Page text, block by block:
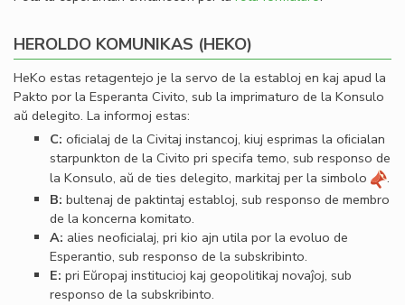
HEROLDO KOMUNIKAS (HEKO)
HeKo estas retagentejo je la servo de la establoj en kaj apud la
Pakto por la Esperanta Civito, sub la imprimaturo de la Konsulo
aŭ delegito. La informoj estas:
C: oﬁcialaj de la Civitaj instancoj, kiuj esprimas la oﬁcialan
starpunkton de la Civito pri specifa temo, sub responso de
la Konsulo, aŭ de ties delegito, markitaj per la simbolo
.
B: bultenaj de paktintaj establoj, sub responso de membro
de la koncerna komitato.
A: alies neoﬁcialaj, pri kio ajn utila por la evoluo de
Esperantio, sub responso de la subskribinto.
E: pri Eŭropaj institucioj kaj geopolitikaj novaĵoj, sub
responso de la subskribinto.